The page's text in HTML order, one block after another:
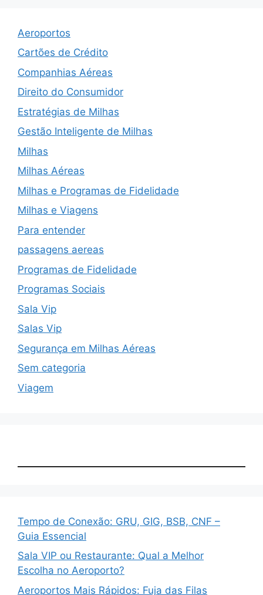
Aeroportos
Cartões de Crédito
Companhias Aéreas
Direito do Consumidor
Estratégias de Milhas
Gestão Inteligente de Milhas
Milhas
Milhas Aéreas
Milhas e Programas de Fidelidade
Milhas e Viagens
Para entender
passagens aereas
Programas de Fidelidade
Programas Sociais
Sala Vip
Salas Vip
Segurança em Milhas Aéreas
Sem categoria
Viagem
Tempo de Conexão: GRU, GIG, BSB, CNF –
Guia Essencial
Sala VIP ou Restaurante: Qual a Melhor
Escolha no Aeroporto?
Aeroportos Mais Rápidos: Fuja das Filas